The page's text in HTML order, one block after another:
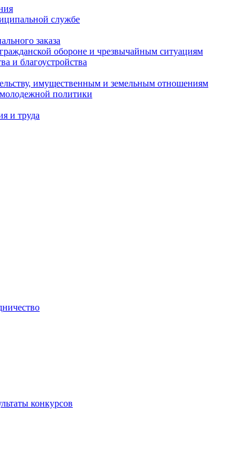
службе
заказа
обороне и чрезвычайным ситуациям
и благоустройства
имущественным и земельным отношениям
политики
и труда
конкурсов